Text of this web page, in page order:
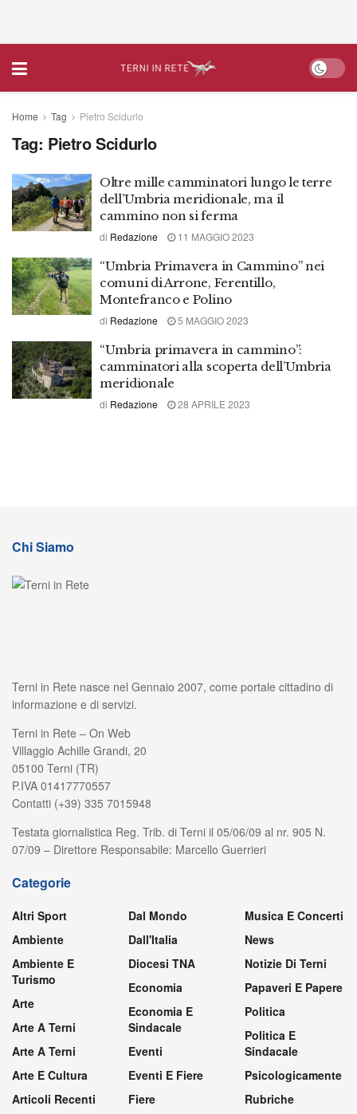
Home Tag Pietro Scidurlo
Tag: Pietro Scidurlo
Oltre mille camminatori lungo le terre
dell’Umbria meridionale, ma il
cammino non si ferma
di Redazione 11 MAGGIO 2023
“Umbria Primavera in Cammino” nei
comuni di Arrone, Ferentillo,
Montefranco e Polino
di Redazione 5 MAGGIO 2023
“Umbria primavera in cammino”:
camminatori alla scoperta dell’Umbria
meridionale
di Redazione 28 APRILE 2023
Chi Siamo
Terni in Rete nasce nel Gennaio 2007, come portale cittadino di
informazione e di servizi.
Terni in Rete – On Web
Villaggio Achille Grandi, 20
05100 Terni (TR)
P.IVA 01417770557
Contatti (+39) 335 7015948
Testata giornalistica Reg. Trib. di Terni il 05/06/09 al nr. 905 N.
07/09 – Direttore Responsabile: Marcello Guerrieri
Categorie
Altri Sport
Ambiente
Ambiente E
Turismo
Arte
Arte A Terni
Arte A Terni
Arte E Cultura
Articoli Recenti
Dal Mondo
Dall'Italia
Diocesi TNA
Economia
Economia E
Sindacale
Eventi
Eventi E Fiere
Fiere
Musica E Concerti
News
Notizie Di Terni
Papaveri E Papere
Politica
Politica E
Sindacale
Psicologicamente
Rubriche